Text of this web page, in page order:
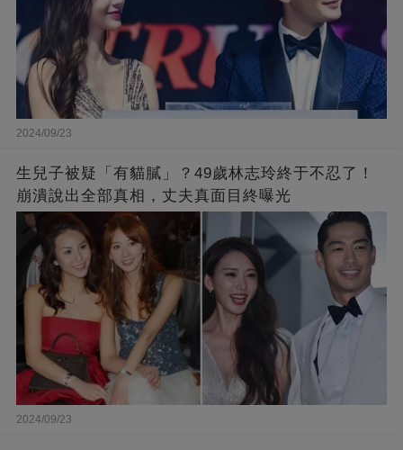
2024/09/23
生兒子被疑「有貓膩」？49歲林志玲終于不忍了！
崩潰說出全部真相，丈夫真面目終曝光
2024/09/23